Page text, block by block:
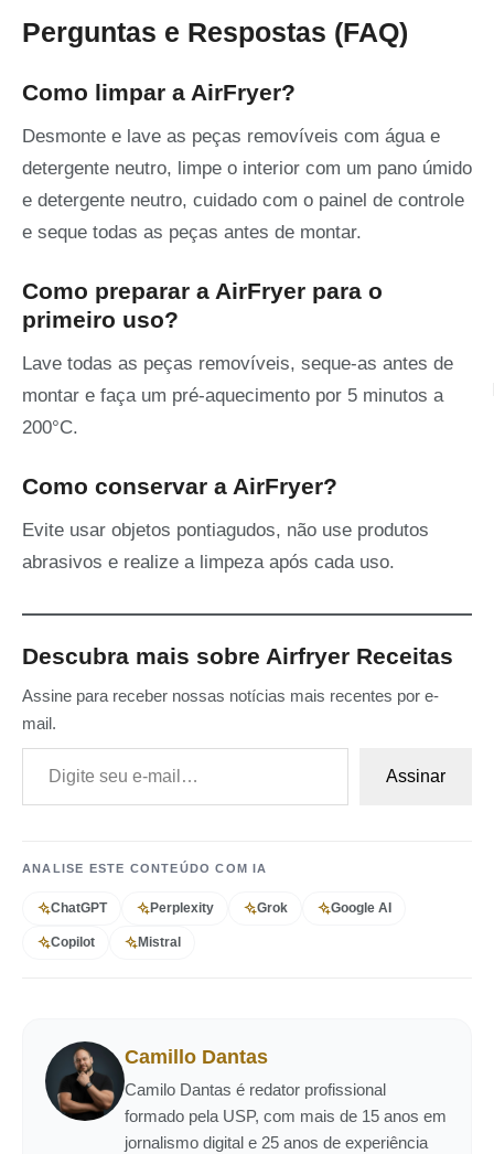
Perguntas e Respostas (FAQ)
Como limpar a AirFryer?
Desmonte e lave as peças removíveis com água e
detergente neutro, limpe o interior com um pano úmido
e detergente neutro, cuidado com o painel de controle
e seque todas as peças antes de montar.
Como preparar a AirFryer para o
primeiro uso?
Lave todas as peças removíveis, seque-as antes de
montar e faça um pré-aquecimento por 5 minutos a
200°C.
Como conservar a AirFryer?
Evite usar objetos pontiagudos, não use produtos
abrasivos e realize a limpeza após cada uso.
Descubra mais sobre Airfryer Receitas
Assine para receber nossas notícias mais recentes por e-
mail.
Digite seu e-mail…
Assinar
ANALISE ESTE CONTEÚDO COM IA
ChatGPT Perplexity Grok Google AI
Copilot Mistral
Camillo Dantas
Camilo Dantas é redator profissional
formado pela USP, com mais de 15 anos em
jornalismo digital e 25 anos de experiência